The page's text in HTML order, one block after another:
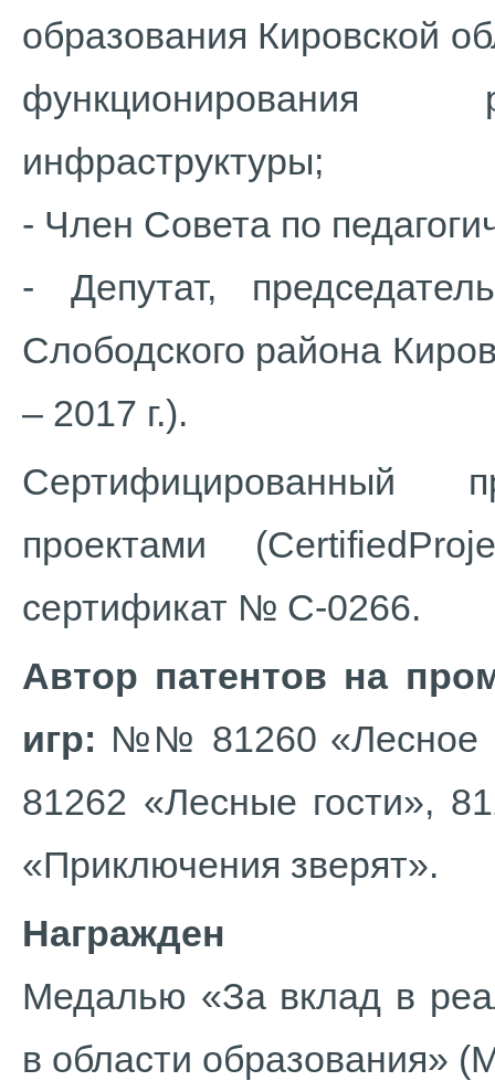
образования Кировской
функционирования
инфраструктуры;
- Член Совета по
- Депутат,
Слободского района
– 2017 г.).
Сертифицированный
проектами
сертификат № С-0266.
Автор патентов на
игр: №№ 81260 «Лесное
81262 «Лесные гости»,
«Приключения зверят».
Награжден
Медалью «За вклад в
в области образования»